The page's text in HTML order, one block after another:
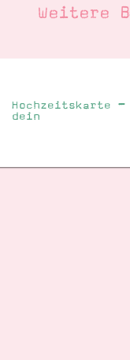
Weitere
Hochzeitskarte –
dein